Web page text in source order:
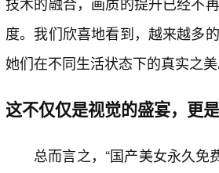
度。我们欣喜地看到，越来越多
她们在不同生活状态下的真实之美
这不仅仅是视觉的盛宴，更
总而言之，“国产美女永久免